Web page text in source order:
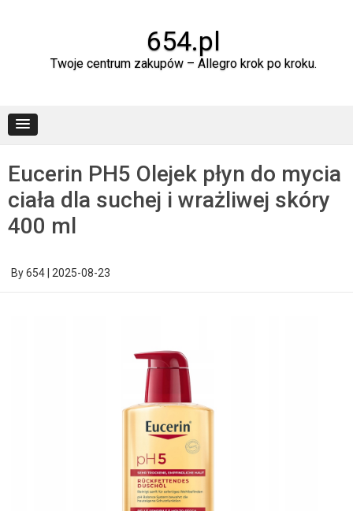
654.pl
Twoje centrum zakupów – Allegro krok po kroku.
Eucerin PH5 Olejek płyn do mycia
ciała dla suchej i wrażliwej skóry
400 ml
By654 2025-08-23